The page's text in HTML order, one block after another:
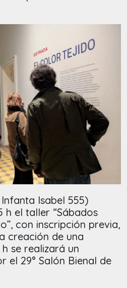
Isabel 555)
h el taller “Sábados
con inscripción previa,
creación de una
se realizará un
el 29° Salón Bienal de